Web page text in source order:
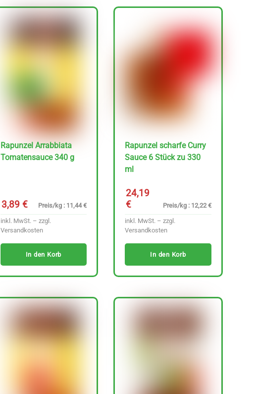
Rapunzel Arrabbiata
Tomatensauce 340 g
3,89 € Preis/kg : 11,44 €
inkl. MwSt. – zzgl.
Versandkosten
In den Korb
Rapunzel scharfe Curry
Sauce 6 Stück zu 330
ml
24,19
€
Preis/kg : 12,22 €
inkl. MwSt. – zzgl.
Versandkosten
In den Korb